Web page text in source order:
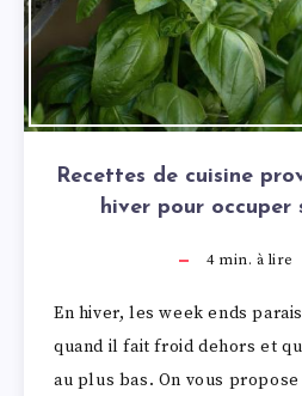
Recettes de cuisine
hiver pour occuper
4min. à lire
En hiver, les week ends
quand il fait froid dehors et
au plus bas. On vous